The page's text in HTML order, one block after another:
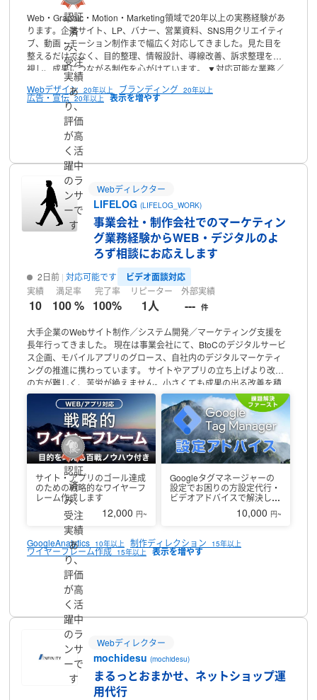
Web・Graphic・Motion・Marketing領域で20年以上の実務経験があ
ります。企業サイト、LP、バナー、営業資料、SNS用クリエイティ
ブ、動画・モーション制作まで幅広く対応してきました。見た目を
整えるだけでなく、目的整理、情報設計、導線改善、訴求整理を重
視し、成果につながる制作を心がけています。
▼対応可能な業務／
・Webデザイン
ティブ制作・UI/UX改善・モーションデザイン・Illustrator /
Photoshop / Figma・HTML / CSS / JavaScript
スト改善支援▼実績例
策に継続して従事
・30以上のSKUを対象としたパッケージ体系を制作
ト向けパンフレットを24時間以内に制作・入稿
画面、広告クリエイティブまで一貫して対応
載できない実績もございます。個別にお話できる内容もございます
ので、ご興味を持っていただけましたらお気軽にご連絡ください。
▼活動時間／連絡について基本はフルリモートで対応しています。
丁寧でスムーズなコミュニケーション、納期厳守、無駄のない進行
を大切にしています。できる限り柔軟に対応いたしますので、まず
は小さなご相談からでもお気軽にご連絡ください
Webデザイン 20年以上 ブランディング 20年以上
広告・宣伝 20年以上
認証
済
み、
受注
実績
あ
り、
評価
が高
く活
躍中
のラ
ンサ
ーで
す
Webディレクター
LIFELOG(LIFELOG_WORK)
事業会社・制作会社でのマーケティン
グ業務経験からWEB・デジタルのよ
ろず相談にお応えします
2日前 対応可能です ビデオ面談対応
実績
10
満足率
100 %
完了率
100%
リピーター
1人
外部実績
--- 件
大手企業のWebサイト制作／システム開発／マーケティング支援を
長年行ってきました。
現在は事業会社にて、BtoCのデジタルサービ
ス企画、モバイルアプリのグロース、自社内のデジタルマーケティ
ングの推進に携わっています。
サイトやアプリの立ち上げより改善
の方が難しく、苦労が絶えません。小さくても成果の出る改善を積
み上げ、理想を描き続けることが大切です。私のこれまでの知見を
もとに、Webサイトの「作る」「測る」「改善する」の視点から皆
様のサイトの目的達成のお手伝いをできればと思っています。始め
たばかりで、最初は至らないこともあるかと思いますが、最後まで
しっかりとご支援をさせていただきますので、どうぞよろしくお願
いいたします。
サイト・アプリのゴール達成
のための戦略的なワイヤーフ
レーム作成します
12,000 円~
Googleタグマネージャーの
設定でお困りの方設定代行・
ビデオアドバイスで解決しま
10,000 円~
GoogleAnalytics 10年以上 制作ディレクション 15年以上
ワイヤーフレーム作成 15年以上
認証
済
み、
受注
実績
あ
り、
評価
が高
く活
躍中
のラ
ンサ
ーで
す
Webディレクター
mochidesu(mochidesu)
まるっとおまかせ、ネットショップ運
用代行